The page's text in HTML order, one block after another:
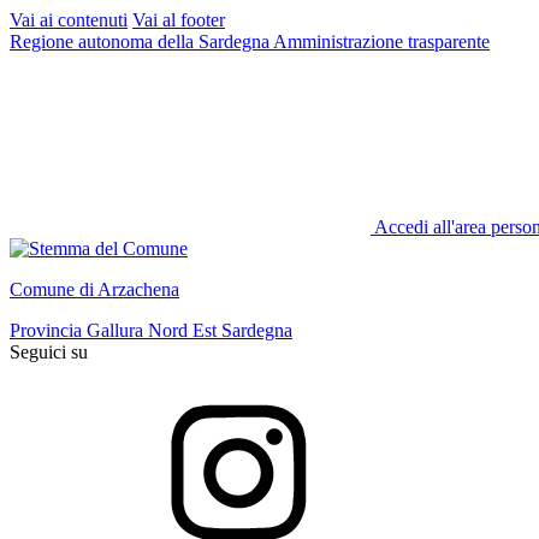
Vai ai contenuti Vai al footer
Regione autonoma della Sardegna Amministrazione trasparente
Accedi all'area
Comune di Arzachena
Provincia Gallura Nord Est Sardegna
Seguici su